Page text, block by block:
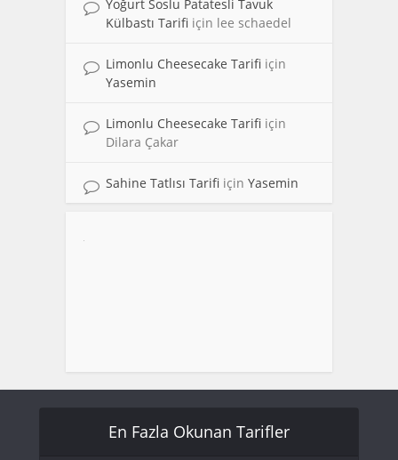
Yoğurt Soslu Patatesli Tavuk
Külbastı Tarifi için lee schaedel
Limonlu Cheesecake Tarifi için
Yasemin
Limonlu Cheesecake Tarifi için
Dilara Çakar
Sahine Tatlısı Tarifi için Yasemin
En Fazla Okunan Tarifler